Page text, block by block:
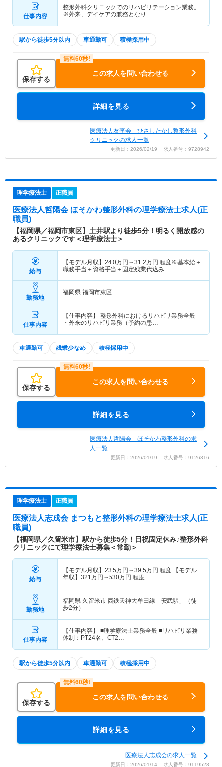
仕事内容
整形外科クリニックでのリハビリテーション業務。
※外来、デイケアの兼務となり…
駅から徒歩5分以内 車通勤可 積極採用中
保存する
この求人を問い合わせる
詳細を見る
医療法人友李会 ひさしたかし整形外科
クリニックの求人一覧
更新日：2026/02/19 求人番号：9728942
理学療法士 正職員
医療法人哲陽会 ほそかわ整形外科の理学療法士求人(正
職員)
【福岡県／福岡市東区】土井駅より徒歩5分！明るく開放感の
あるクリニックです＜理学療法士＞
給与
【モデル月収】 24.0万円～31.2万円 程度※基本給＋
職務手当＋資格手当＋固定残業代込み
勤務地
福岡県 福岡市東区
仕事内容
【仕事内容】 整形外科におけるリハビリ業務全般
・外来のリハビリ業務（予約の患…
車通勤可 残業少なめ 積極採用中
保存する
この求人を問い合わせる
詳細を見る
医療法人哲陽会 ほそかわ整形外科の求
人一覧
更新日：2026/01/19 求人番号：9126316
理学療法士 正職員
医療法人志成会 まつもと整形外科の理学療法士求人(正
職員)
【福岡県／久留米市】駅から徒歩5分！日祝固定休み♪整形外科
クリニックにて理学療法士募集＜常勤＞
給与
【モデル月収】 23.5万円～39.5万円 程度 【モデル
年収】 321 万円～530万円 程度
勤務地
福岡県 久留米市 西鉄天神大牟田線「安武駅」（徒
歩2分）
仕事内容
【仕事内容】 ■理学療法士業務全般 ■リハビリ業務
体制：PT24名、OT2…
駅から徒歩5分以内 車通勤可 積極採用中
保存する
この求人を問い合わせる
詳細を見る
医療法人志成会の求人一覧
更新日：2026/01/14 求人番号：9119528